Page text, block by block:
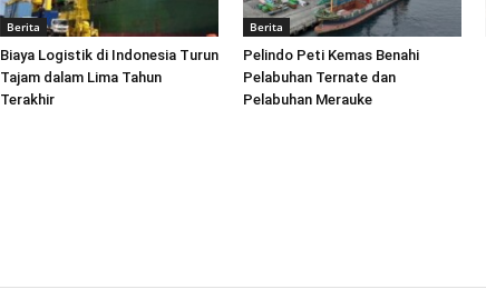
Berita
Biaya Logistik di Indonesia Turun
Tajam dalam Lima Tahun
Terakhir
Berita
Pelindo Peti Kemas Benahi
Pelabuhan Ternate dan
Pelabuhan Merauke